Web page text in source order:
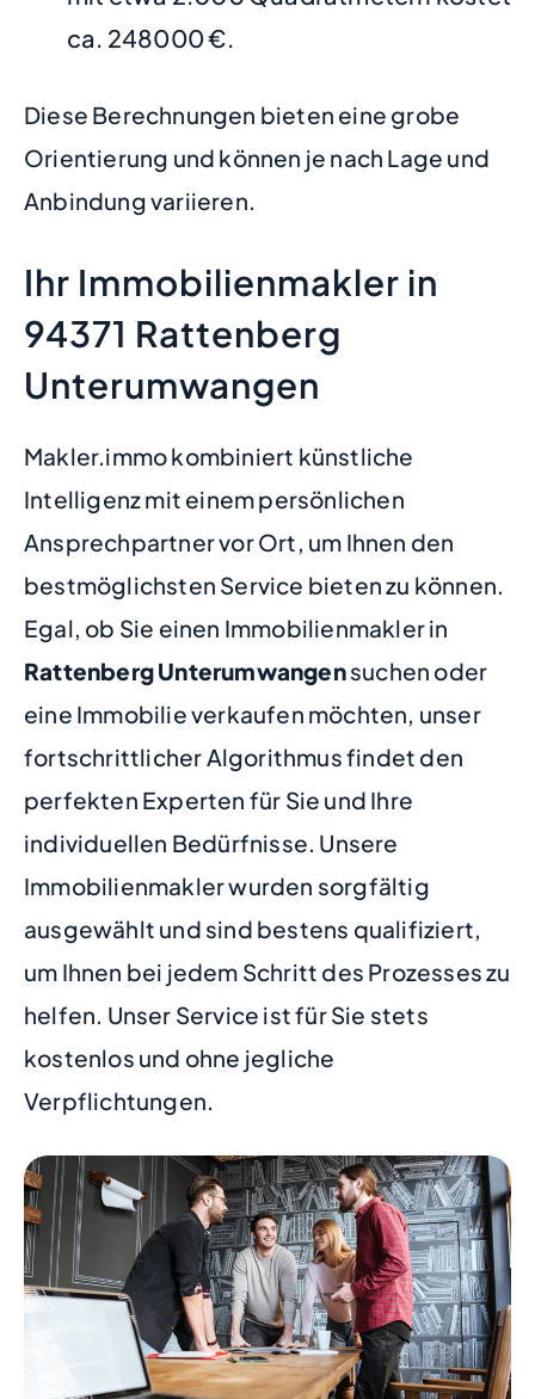
ca. 248000 €.
Diese Berechnungen bieten eine grobe
Orientierung und können je nach Lage und
Anbindung variieren.
Ihr Immobilienmakler in
94371 Rattenberg
Unterumwangen
Makler.immo kombiniert künstliche
Intelligenz mit einem persönlichen
Ansprechpartner vor Ort, um Ihnen den
bestmöglichsten Service bieten zu können.
Egal, ob Sie einen Immobilienmakler in
Rattenberg Unterumwangensuchen oder
eine Immobilie verkaufen möchten, unser
fortschrittlicher Algorithmus findet den
perfekten Experten für Sie und Ihre
individuellen Bedürfnisse. Unsere
Immobilienmakler wurden sorgfältig
ausgewählt und sind bestens qualifiziert,
um Ihnen bei jedem Schritt des Prozesses zu
helfen. Unser Service ist für Sie stets
kostenlos und ohne jegliche
Verpflichtungen.